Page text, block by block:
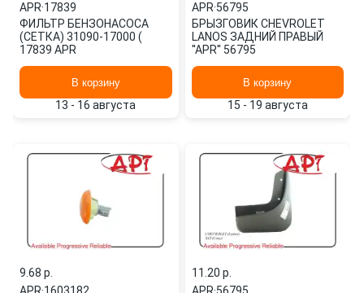
APR·17839
ФИЛЬТР БЕНЗОНАСОСА
(СЕТКА) 31090-17000 (
17839 APR
В корзину
13 - 16 августа
APR·56795
БРЫЗГОВИК СHEVROLET
LANOS ЗАДНИЙ ПРАВЫЙ
''APR'' 56795
В корзину
15 - 19 августа
9.68 p.
11.20 p.